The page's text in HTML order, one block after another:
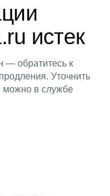
истек
— обратитесь к
Уточнить
можно в службе